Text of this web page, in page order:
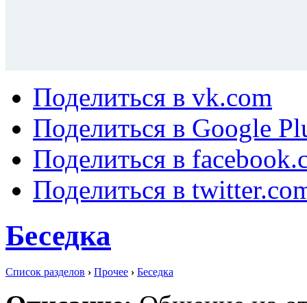
Поделиться в vk.com
Поделиться в Google
Поделиться в
Поделиться в
Беседка
Список разделов › Прочее › Беседка